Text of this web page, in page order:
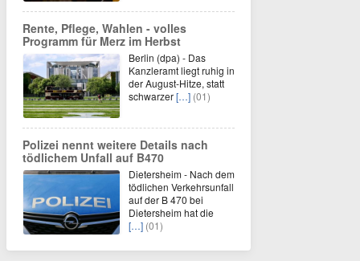
Rente, Pflege, Wahlen - volles
Programm für Merz im Herbst
Berlin (dpa) - Das
Kanzleramt liegt ruhig in
der August-Hitze, statt
schwarzer[…] (01)
Polizei nennt weitere Details nach
tödlichem Unfall auf B470
Dietersheim - Nach dem
tödlichen Verkehrsunfall
auf der B 470 bei
Dietersheim hat die
[…] (01)